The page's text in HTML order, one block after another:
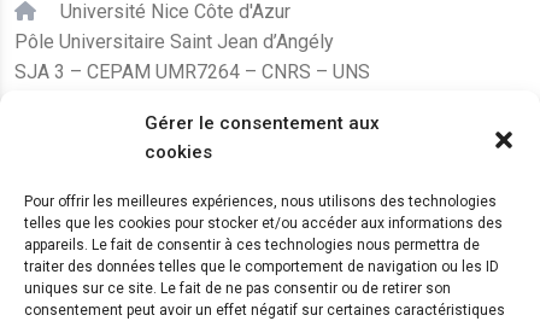
Gérer le consentement aux
cookies
Pour offrir les meilleures expériences, nous utilisons des technologies
telles que les cookies pour stocker et/ou accéder aux informations des
appareils. Le fait de consentir à ces technologies nous permettra de
traiter des données telles que le comportement de navigation ou les ID
uniques sur ce site. Le fait de ne pas consentir ou de retirer son
consentement peut avoir un effet négatif sur certaines caractéristiques
Université Nice Côte d'Azur
Pôle Universitaire Saint Jean d’Angély
SJA 3 – CEPAM UMR7264 – CNRS – UNS
+33 (0)4 89 15 24 08
LE CEPAM EST HÉBERGÉ PAR